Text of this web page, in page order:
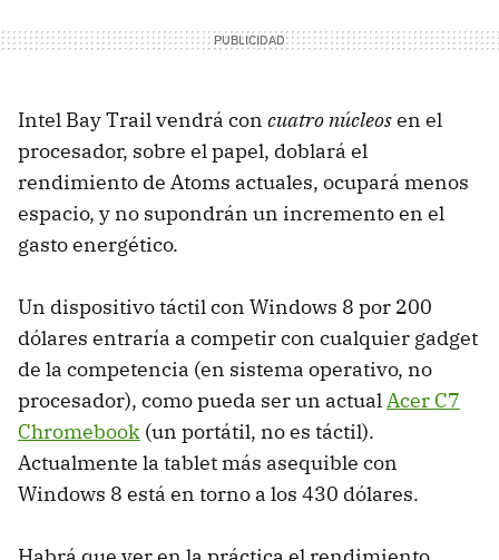
Intel Bay Trail vendrá con cuatro núcleosen el
procesador, sobre el papel, doblará el
rendimiento de Atoms actuales, ocupará menos
espacio, y no supondrán un incremento en el
gasto energético.
Un dispositivo táctil con Windows 8 por 200
dólares entraría a competir con cualquier gadget
de la competencia (en sistema operativo, no
procesador), como pueda ser un actual Acer C7
Chromebook (un portátil, no es táctil).
Actualmente la tablet más asequible con
Windows 8 está en torno a los 430 dólares.